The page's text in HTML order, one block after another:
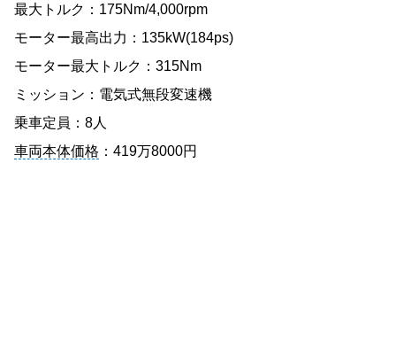
最大トルク：175Nm/4,000rpm
モーター最高出力：135kW(184ps)
モーター最大トルク：315Nm
ミッション：電気式無段変速機
乗車定員：8人
車両本体価格 ：419万8000円